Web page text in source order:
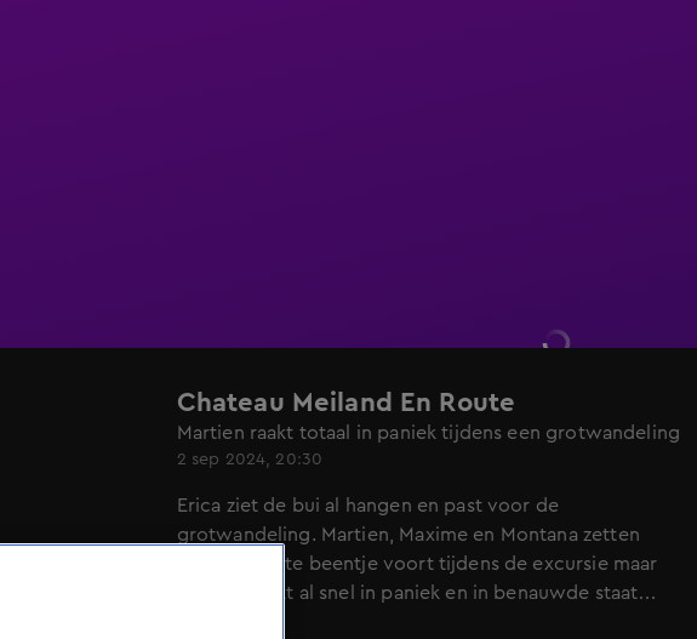
Chateau Meiland En Route
Martien raakt totaal in paniek tijdens een grotwandeling
2 sep 2024, 20:30
Erica ziet de bui al hangen en past voor de
grotwandeling. Martien, Maxime en Montana zetten
wel hun beste beentje voort tijdens de excursie maar
Martien raakt al snel in paniek en in benauwde staat